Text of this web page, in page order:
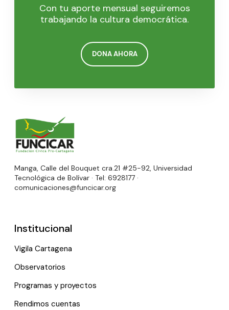
Con tu aporte mensual seguiremos
trabajando la cultura democrática.
DONA AHORA
Manga, Calle del Bouquet cra.21 #25-92, Universidad
Tecnológica de Bolívar · Tel: 6928177 ·
comunicaciones@funcicar.org
Institucional
Vigila Cartagena
Observatorios
Programas y proyectos
Rendimos cuentas